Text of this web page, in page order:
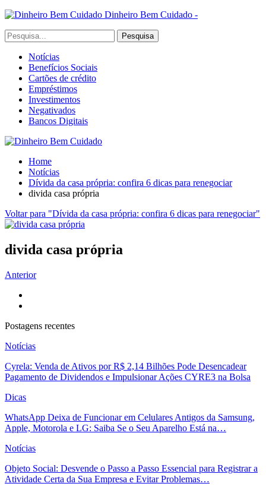
Dinheiro Bem Cuidado -
Notícias
Benefícios Sociais
Cartões de crédito
Empréstimos
Investimentos
Negativados
Bancos Digitais
Home
Notícias
Dívida da casa própria: confira 6 dicas para renegociar
divida casa própria
Voltar para "Dívida da casa própria: confira 6 dicas para renegociar"
divida casa própria
Anterior
Postagens recentes
Notícias
Cyrela: Venda de Ativos por R$ 2,14 Bilhões Pode Desencadear
Pagamento de Dividendos e Impulsionar Ações CYRE3 na Bolsa
Dicas
WhatsApp Deixa de Funcionar em Celulares Antigos da Samsung,
Apple, Motorola e LG: Saiba Se o Seu Aparelho Está na…
Notícias
Objeto Social: Desvende o Passo a Passo Essencial para Registrar a
Atividade Certa da Sua Empresa e Evitar Problemas…